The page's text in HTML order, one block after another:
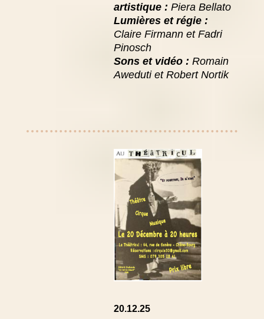
artistique : Piera Bellato
Lumières et régie :
Claire Firmann et Fadri
Pinosch
Sons et vidéo : Romain
Aweduti et Robert Nortik
20.12.25